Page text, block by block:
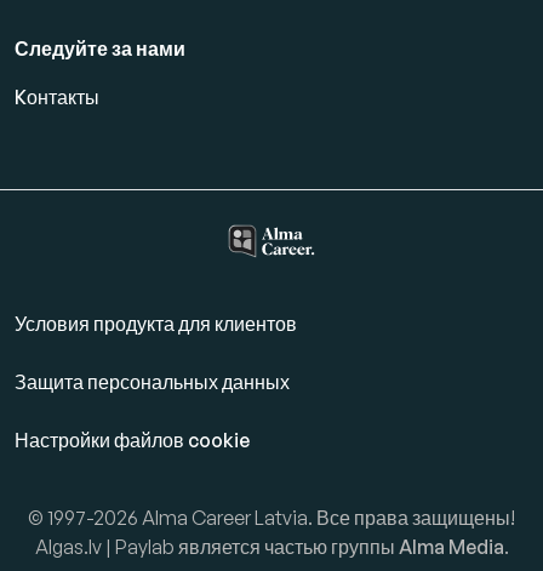
Следуйте за нами
Kонтакты
Условия продукта для клиентов
Защита персональных данных
Настройки файлов cookie
© 1997-2026 Alma Career Latvia. Все права защищены!
Algas.lv | Paylab является частью группы Alma Media.